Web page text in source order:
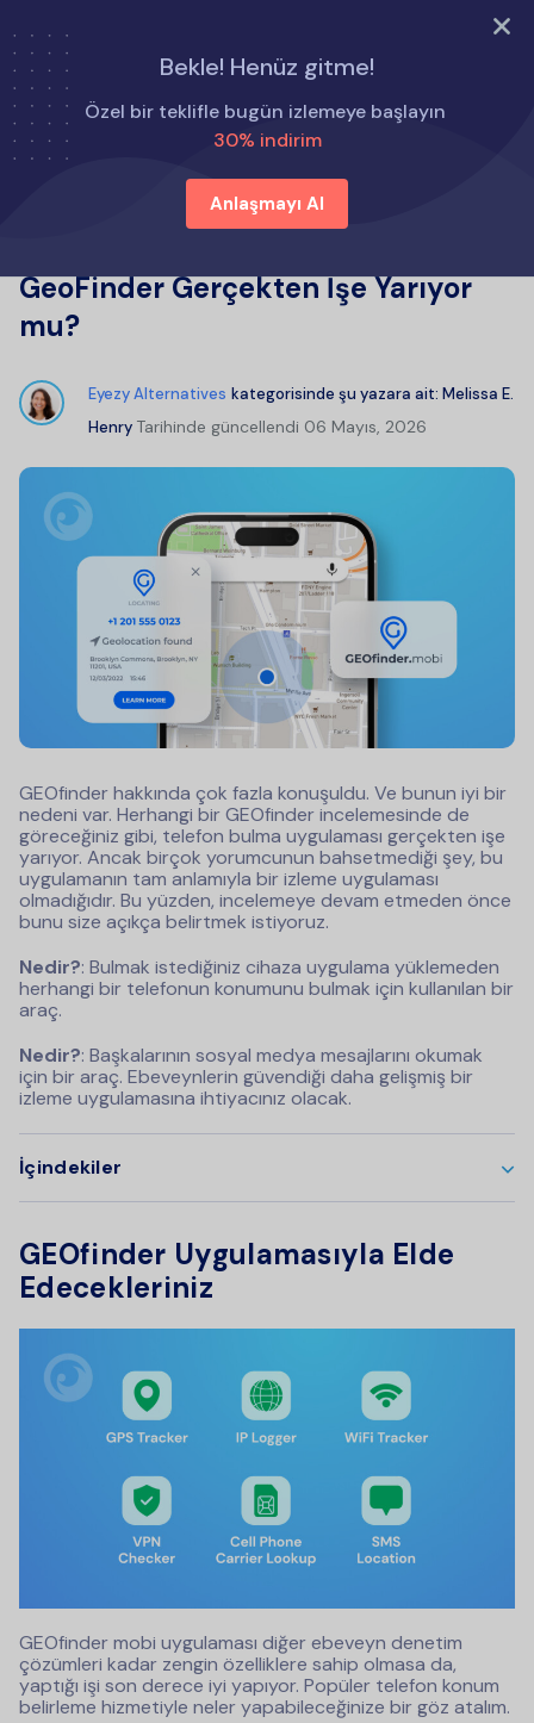
ŞİMDİ DENE
Bekle! Henüz gitme!
Özel bir teklifle bugün izlemeye başlayın
30% indirim
Anlaşmayı Al
Ana Sayfa
Eyezy Alternatifleri
GeoFinder.mobi Yorumları: GeoFinder Gerçekten İşe
Yarıyor mu?
GeoFinder Gerçekten İşe Yarıyor
mu?
Eyezy Alternatives kategorisinde şu yazara ait: Melissa E.
Henry Tarihinde güncellendi 06 Mayıs, 2026
GEOfinder hakkında çok fazla konuşuldu. Ve bunun iyi bir
nedeni var. Herhangi bir GEOfinder incelemesinde de
göreceğiniz gibi, telefon bulma uygulaması gerçekten işe
yarıyor. Ancak birçok yorumcunun bahsetmediği şey, bu
uygulamanın tam anlamıyla bir izleme uygulaması
olmadığıdır. Bu yüzden, incelemeye devam etmeden önce
bunu size açıkça belirtmek istiyoruz.
Nedir?: Bulmak istediğiniz cihaza uygulama yüklemeden
herhangi bir telefonun konumunu bulmak için kullanılan bir
araç.
Nedir?: Başkalarının sosyal medya mesajlarını okumak
için bir araç. Ebeveynlerin güvendiği daha gelişmiş bir
izleme uygulamasına ihtiyacınız olacak.
İçindekiler
GEOfinder Uygulamasıyla Elde
Edecekleriniz
GEOfinder mobi uygulaması diğer ebeveyn denetim
çözümleri kadar zengin özelliklere sahip olmasa da,
yaptığı işi son derece iyi yapıyor. Popüler telefon konum
belirleme hizmetiyle neler yapabileceğinize bir göz atalım.